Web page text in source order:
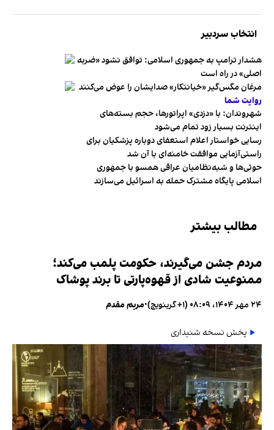
انتخاب سردبیر
هشدار ترامپ به جمهوری اسلامی: توافق نشود «ضربه
اصلی» در راه است
مرغان مگس‌گیر «خیانتکار» صدایشان را عوض می‌کنند
روایت شما
شهروندان:‌ با «دزدی» اپراتورها، حجم بسته‌های
اینترنت بسیار زود تمام می‌شود
رسایی خواستار اعلام استعفای دوباره پزشکیان برای
راستی‌آزمایی موافقت خامنه‌ای با آن شد
حوثی‌ها و شبه‌نظامیان عراقی همسو با جمهوری
اسلامی پایگاه مشترک حمله به اسرائیل می‌سازند
مطالب بیشتر
مردم جشن می‌گیرند، حکومت پلمب می‌کند؛
ممنوعیت شادی از قهوه‌پارتی تا برند پوشاک
۲۴ مهر ۱۴۰۴، ۰۸:۰۹ (‎+۱ گرینویچ) •مریم مقدم
پخش نسخه شنیداری